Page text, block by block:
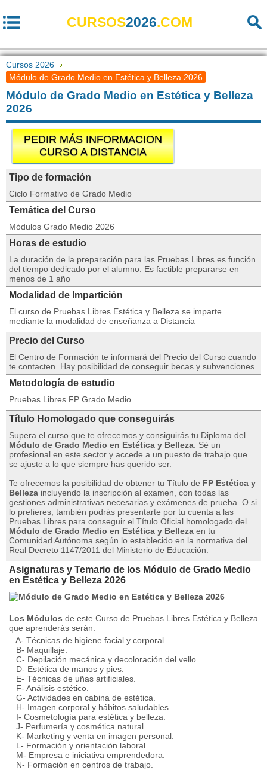
CURSOS2026.COM
Cursos 2026
Módulo de Grado Medio en Estética y Belleza 2026
Módulo de Grado Medio en Estética y Belleza
2026
PEDIR MÁS INFORMACION
CURSO A DISTANCIA
Tipo de formación
Ciclo Formativo de Grado Medio
Temática del Curso
Módulos Grado Medio 2026
Horas de estudio
La duración de la preparación para las Pruebas Libres es función
del tiempo dedicado por el alumno. Es factible prepararse en
menos de 1 año
Modalidad de Impartición
El curso de Pruebas Libres Estética y Belleza se imparte
mediante la modalidad de enseñanza a Distancia
Precio del Curso
El Centro de Formación te informará del Precio del Curso cuando
te contacten. Hay posibilidad de conseguir becas y subvenciones
Metodología de estudio
Pruebas Libres FP Grado Medio
Título Homologado que conseguirás
Supera el curso que te ofrecemos y consiguirás tu Diploma del
Módulo de Grado Medio en Estética y Belleza . Sé un
profesional en este sector y accede a un puesto de trabajo que
se ajuste a lo que siempre has querido ser.
Te ofrecemos la posibilidad de obtener tu Título de FP Estética y
Belleza incluyendo la inscripción al examen, con todas las
gestiones administrativas necesarias y exámenes de prueba. O si
lo prefieres, también podrás presentarte por tu cuenta a las
Pruebas Libres para conseguir el Título Oficial homologado del
Módulo de Grado Medio en Estética y Belleza en tu
Comunidad Autónoma según lo establecido en la normativa del
Real Decreto 1147/2011 del Ministerio de Educación.
Asignaturas y Temario de los Módulo de Grado Medio
en Estética y Belleza 2026
Los Módulos de este Curso de Pruebas Libres Estética y Belleza
que aprenderás serán:
A- Técnicas de higiene facial y corporal.
B- Maquillaje.
C- Depilación mecánica y decoloración del vello.
D- Estética de manos y pies.
E- Técnicas de uñas artificiales.
F- Análisis estético.
G- Actividades en cabina de estética.
H- Imagen corporal y hábitos saludables.
I- Cosmetología para estética y belleza.
J- Perfumería y cosmética natural.
K- Marketing y venta en imagen personal.
L- Formación y orientación laboral.
M- Empresa e iniciativa emprendedora.
N- Formación en centros de trabajo.